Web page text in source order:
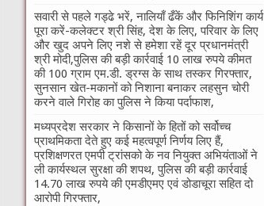
सवारी से पहले गड्ढे भरें, नालियाँ ढँकें और फिनिशिंग कार्य
पूरा करें-कलेक्टर श्री सिंह, देश के लिए, परिवार के लिए
और खुद अपने लिए नशे से हमेशा रहें दूर प्रधानमंत्री
श्री मोदी,पुलिस की बड़ी कार्रवाई 10 लाख रुपये कीमत
की 100 ग्राम एम.डी. ड्रग्स के साथ तस्कर गिरफ्तार,
सुनसान खेत-मकानों को निशाना बनाकर लहसुन चोरी
करने वाले गिरोह का पुलिस ने किया पर्दाफाश,
मध्यप्रदेश सरकार ने किसानों के हितों को सर्वोच्च
प्राथमिकता देते हुए कई महत्वपूर्ण निर्णय लिए हैं,
प्रशिक्षणरत एमपी ट्रांसको के नव नियुक्त अभियंताओं ने
ली कार्यस्थल सुरक्षा की शपथ, पुलिस की बड़ी कार्रवाई
14.70 लाख रुपये की एमडीएमए एवं डोडाचूरा सहित दो
आरोपी गिरफ्तार,